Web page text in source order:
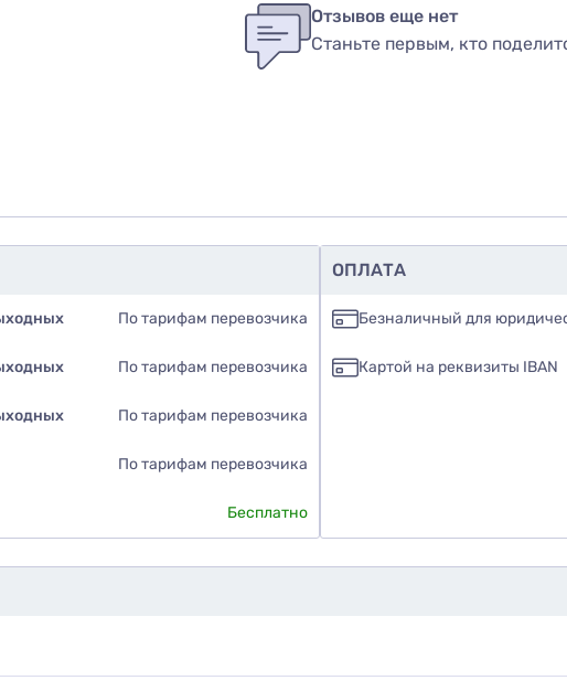
ли вы этот товар
Отзывов еще нет
Станьте первым, кто
По тарифам перевозчика
По тарифам перевозчика
По тарифам перевозчика
По тарифам перевозчика
Бесплатно
ОПЛАТА
Безналичный для
Картой на реквизиты IBAN